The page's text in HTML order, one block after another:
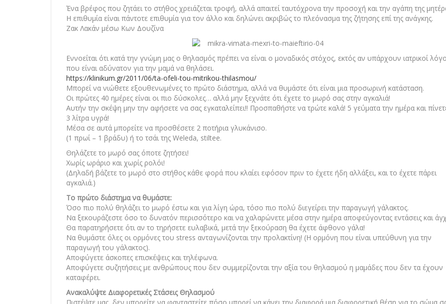
Ένα βρέφος που ζητάει το στήθος χρειάζεται τροφή, αλλά απαιτεί ταυτόχρονα την προσοχή και την αγάπη της
Η επιθυμία είναι πάντοτε επιθυμία για τον άλλο και δηλώνει ακριβώς το πλεόνασμα της ζήτησης επί της ανάγκης.
Ζακ Λακάν μέσω Κων Δουζίνα
Εννοείται ότι κατά την γνώμη μας ο θηλασμός πρέπει να είναι ο μοναδικός στόχος, εκτός αν υπάρχουν ιατρικοί
που είναι αδύνατον για την μαμά να θηλάσει.
https://klinikum.gr/2011/06/ta-ofeli-tou-mitrikou-thilasmou/
Μπορεί να νιώθετε εξουθενωμένες το πρώτο διάστημα, αλλά να θυμάστε ότι είναι μια προσωρινή κατάσταση.
Οι πρώτες 40 ημέρες είναι οι πιο δύσκολες… αλλά μην ξεχνάτε ότι έχετε το μωρό σας στην αγκαλιά!
Αυτήν την σκέψη μην την αφήσετε να σας εγκαταλείπει!! Προσπαθήστε να τρώτε καλά! 5 γεύματα την ημέρα και
3 λίτρα υγρά!
Μέσα σε αυτά μπορείτε να προσθέσετε 2 ποτήρια γλυκάνισο.
(1 πρωί – 1 βράδυ) ή το τσάι της Weleda, stiltee.
Θηλάζετε το μωρό σας όποτε ζητήσει!
Χωρίς ωράριο και χωρίς ρολόι!
(Δηλαδή βάζετε το μωρό στο στήθος κάθε φορά που κλαίει εφόσον πριν το έχετε ήδη αλλάξει, και το έχετε πάρει
αγκαλιά.)
Το πρώτο διάστημα να θυμάστε:
Όσο πιο πολύ θηλάζει το μωρό έστω και για λίγη ώρα, τόσο πιο πολύ διεγείρει την παραγωγή γάλακτος.
Να ξεκουράζεστε όσο το δυνατόν περισσότερο και να χαλαρώνετε μέσα στην ημέρα αποφεύγοντας εντάσεις και
Θα παρατηρήσετε ότι αν το τηρήσετε ευλαβικά, μετά την ξεκούραση θα έχετε άφθονο γάλα!
Να θυμάστε όλες οι ορμόνες του stress ανταγωνίζονται την προλακτίνη! (Η ορμόνη που είναι υπεύθυνη για την
παραγωγή του γάλακτος).
Αποφύγετε άσκοπες επισκέψεις και τηλέφωνα.
Αποφύγετε συζητήσεις με ανθρώπους που δεν συμμερίζονται την αξία του θηλασμού η μαμάδες που δεν τα έχουν
καταφέρει.
Ανακαλύψτε Διαφορετικές Στάσεις Θηλασμού